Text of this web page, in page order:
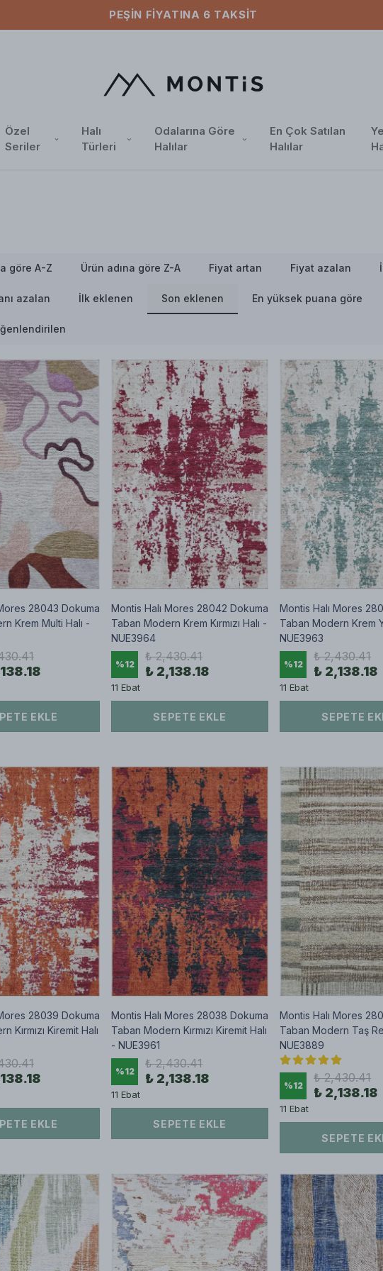
ÜCRETSIZ KARGO
Özel
Seriler
Halı
Türleri
Odalarına Göre
Halılar
En Çok Satılan
Halılar
göre A-Z Ürün adına göre Z-A Fiyat artan Fiyat azalan
azalan İlk eklenen Son eklenen En yüksek puana göre
28043 Dokuma
Krem Multi Halı -
EKLE
Montis Halı Mores 28042 Dokuma
Taban Modern Krem Kırmızı Halı -
NUE3964
%12
₺ 2,430.41
₺ 2,138.18
11 Ebat
SEPETE EKLE
Montis Halı Mores
Taban Modern Krem
NUE3963
%12
₺ 2,430.41
₺ 2,138.18
11 Ebat
SEPETE
28039 Dokuma
Kırmızı Kiremit Halı
EKLE
Montis Halı Mores 28038 Dokuma
Taban Modern Kırmızı Kiremit Halı
- NUE3961
%12
₺ 2,430.41
₺ 2,138.18
11 Ebat
SEPETE EKLE
Montis Halı Mores
Taban Modern Taş
NUE3889
%12
₺ 2,430.41
₺ 2,138.18
11 Ebat
SEPETE